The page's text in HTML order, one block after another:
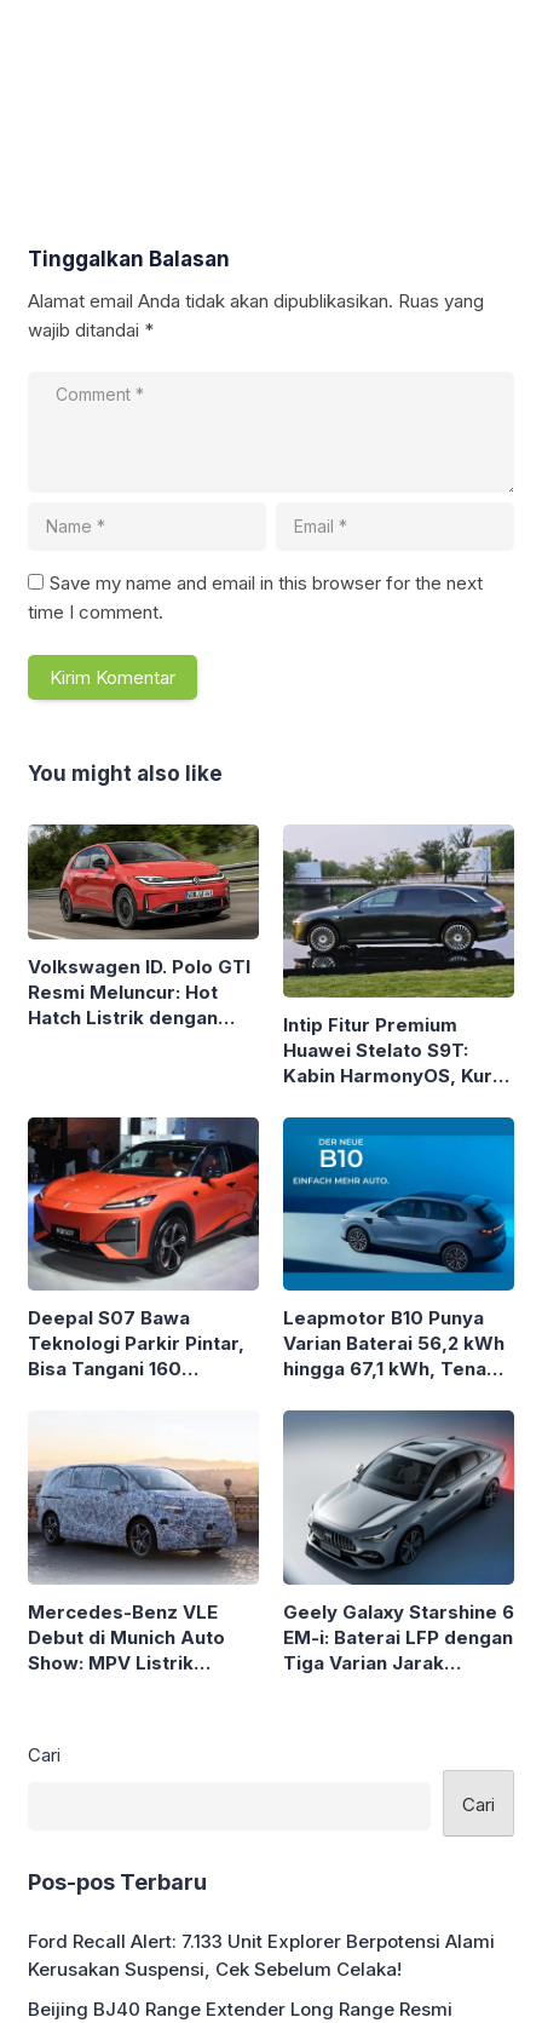
Tinggalkan Balasan
Alamat email Anda tidak akan dipublikasikan. Ruas yang
wajib ditandai *
Save my name and email in this browser for the next
time I comment.
You might also like
Volkswagen ID. Polo GTI
Resmi Meluncur: Hot
Hatch Listrik dengan
Intip Fitur Premium
Huawei Stelato S9T:
Kabin HarmonyOS, Kursi
LiDAR Canggih
Deepal S07 Bawa
Teknologi Parkir Pintar,
Bisa Tangani 160
Leapmotor B10 Punya
Varian Baterai 56,2 kWh
hingga 67,1 kWh, Tenaga
Mercedes-Benz VLE
Debut di Munich Auto
Show: MPV Listrik
Geely Galaxy Starshine 6
EM-i: Baterai LFP dengan
Tiga Varian Jarak
Cari
Cari
Pos-pos Terbaru
Ford Recall Alert: 7.133 Unit Explorer Berpotensi Alami
Kerusakan Suspensi, Cek Sebelum Celaka!
Beijing BJ40 Range Extender Long Range Resmi